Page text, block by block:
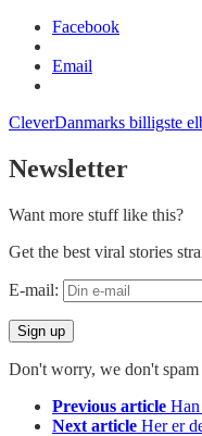
Facebook
Email
CleverDanmarks billigste
Newsletter
Want more stuff like this?
Get the best viral stories
E-mail:
Don't worry, we don't spam
more
Previous article
Next article Her er